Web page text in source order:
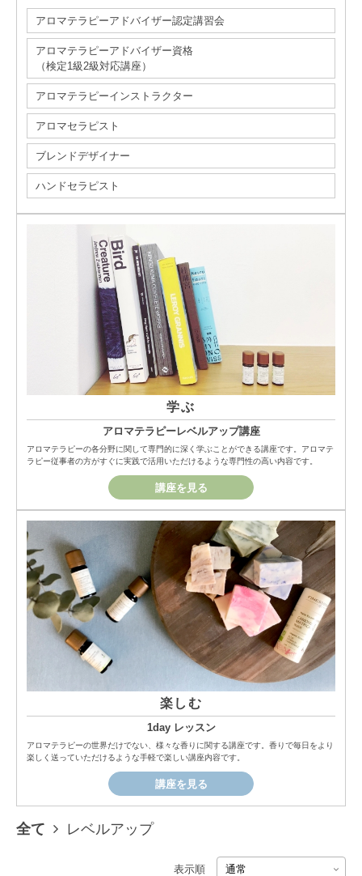
アロマテラピーアドバイザー認定講習会
アロマテラピーアドバイザー資格
（検定1級2級対応講座）
アロマテラピーインストラクター
アロマセラピスト
ブレンドデザイナー
ハンドセラピスト
学ぶ
アロマテラピーレベルアップ講座
アロマテラピーの各分野に関して専門的に深く学ぶことができる講座です。アロマテ
ラピー従事者の方がすぐに実践で活用いただけるような専門性の高い内容です。
講座を見る
楽しむ
1day レッスン
アロマテラピーの世界だけでない、様々な香りに関する講座です。香りで毎日をより
楽しく送っていただけるような手軽で楽しい講座内容です。
講座を見る
全て レベルアップ
表示順